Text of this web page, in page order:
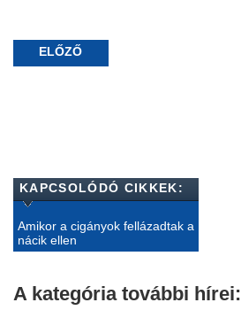
ELŐZŐ
KAPCSOLÓDÓ CIKKEK:
Amikor a cigányok fellázadtak a
nácik ellen
A kategória további hírei: